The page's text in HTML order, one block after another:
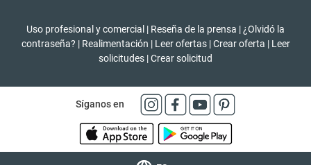
Uso profesional y comercial | Reseña de la prensa | ¿Olvidó la
contraseña? | Realimentación | Leer ofertas | Crear oferta | Leer
solicitudes |Crear solicitud
Síganos en